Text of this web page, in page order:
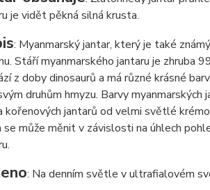
je vidět pěkná silná krusta.
: Myanmarský jantar, který je také
Stáří myanmarského jantaru je zhruba
z doby dinosaurů a má různé krásné
druhům hmyzu. Barvy
kořenových jantarů od velmi světlé
se může měnit v závislosti na úhlech
: Na denním světle v ultrafialovém